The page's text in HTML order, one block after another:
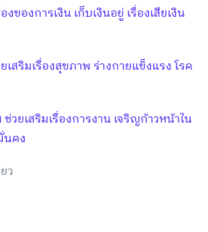
งของการเงิน เก็บเงินอยู่ เรื่องเสียเงิน
เสริมเรื่องสุขภาพ ร่างกายแข็งแรง โรค
ช่วยเสริมเรื่องการงาน เจริญก้าวหน้าใน
นคง
ว